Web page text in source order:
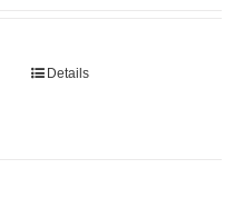
Details